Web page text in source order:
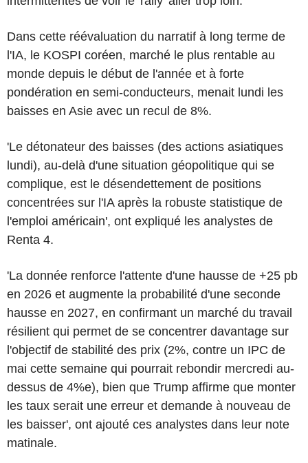
Dans cette réévaluation du narratif à long terme de
l'IA, le KOSPI coréen, marché le plus rentable au
monde depuis le début de l'année et à forte
pondération en semi-conducteurs, menait lundi les
baisses en Asie avec un recul de 8%.
'Le détonateur des baisses (des actions asiatiques
lundi), au-delà d'une situation géopolitique qui se
complique, est le désendettement de positions
concentrées sur l'IA après la robuste statistique de
l'emploi américain', ont expliqué les analystes de
Renta 4.
'La donnée renforce l'attente d'une hausse de +25 pb
en 2026 et augmente la probabilité d'une seconde
hausse en 2027, en confirmant un marché du travail
résilient qui permet de se concentrer davantage sur
l'objectif de stabilité des prix (2%, contre un IPC de
mai cette semaine qui pourrait rebondir mercredi au-
dessus de 4%e), bien que Trump affirme que monter
les taux serait une erreur et demande à nouveau de
les baisser', ont ajouté ces analystes dans leur note
matinale.